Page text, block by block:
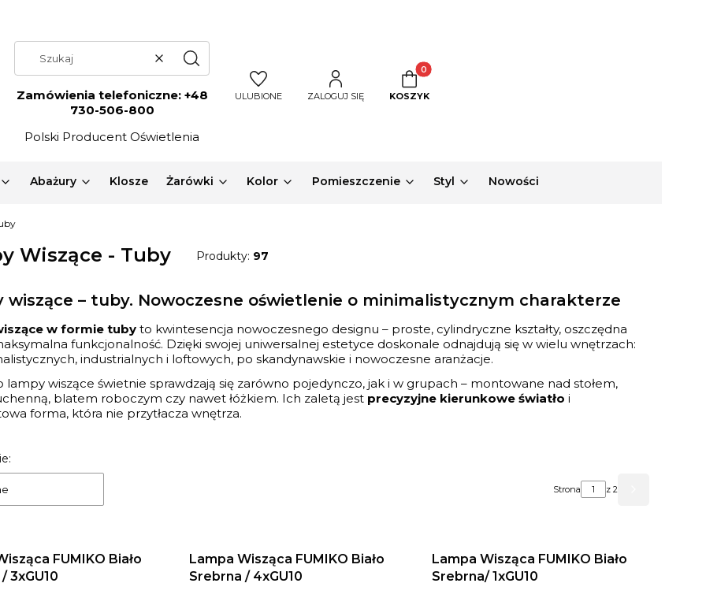
WyczyśćSzukaj
Zamówienia telefoniczne: +48
730-506-800
Polski Producent Oświetlenia
ULUBIONE ZALOGUJ SIĘ
Produkty w koszyku: 0. Zobacz szczegóły
KOSZYK
Abażury Klosze Żarówki Kolor Pomieszczenie Styl Nowości
Wiszące - Tuby Produkty: 97
wiszące – tuby. Nowoczesne oświetlenie o minimalistycznym charakterze
w formie tuby to kwintesencja nowoczesnego designu – proste, cylindryczne kształty, oszczędna
funkcjonalność. Dzięki swojej uniwersalnej estetyce doskonale odnajdują się w wielu wnętrzach:
industrialnych i loftowych, po skandynawskie i nowoczesne aranżacje.
lampy wiszące świetnie sprawdzają się zarówno pojedynczo, jak i w grupach – montowane nad stołem,
blatem roboczym czy nawet łóżkiem. Ich zaletą jest precyzyjne kierunkowe światło i
forma, która nie przytłacza wnętrza.
Strona z 2
FUMIKO Biało
3xGU10
Lampa Wisząca FUMIKO Biało
Srebrna / 4xGU10
Lampa Wisząca FUMIKO Biało
Srebrna/ 1xGU10